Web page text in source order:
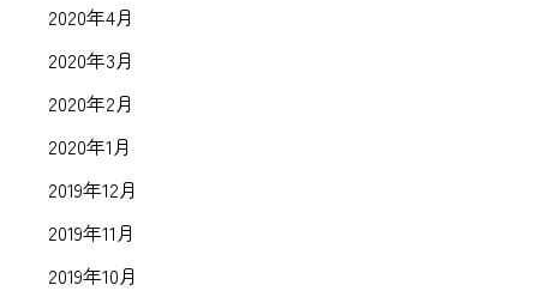
2020年4月
2020年3月
2020年2月
2020年1月
2019年12月
2019年11月
2019年10月